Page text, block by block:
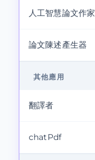
人工智慧論文作家
論文陳述產生器
其他應用
翻譯者
chatPdf